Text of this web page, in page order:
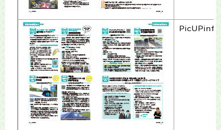
PicUPinfo